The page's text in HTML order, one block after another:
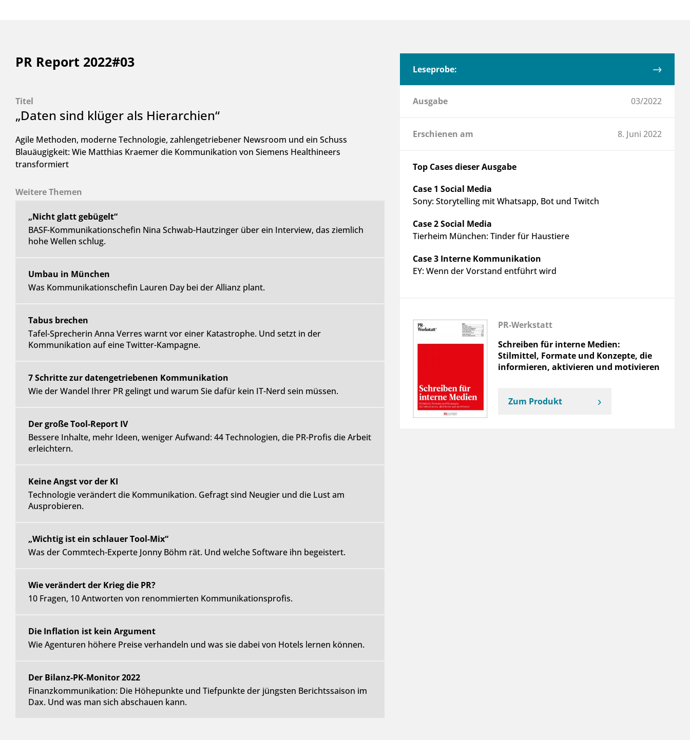
PR Report 2022#03
Titel
„Daten sind klüger als Hierarchien“
Agile Methoden, moderne Technologie, zahlengetriebener Newsroom und ein Schuss
Blauäugigkeit: Wie Matthias Kraemer die Kommunikation von Siemens Healthineers
transformiert
Weitere Themen
„Nicht glatt gebügelt“
BASF-Kommunikationschefin Nina Schwab-Hautzinger über ein Interview, das ziemlich
hohe Wellen schlug.
Umbau in München
Was Kommunikationschefin Lauren Day bei der Allianz plant.
Tabus brechen
Tafel-Sprecherin Anna Verres warnt vor einer Katastrophe. Und setzt in der
Kommunikation auf eine Twitter-Kampagne.
7 Schritte zur datengetriebenen Kommunikation
Wie der Wandel Ihrer PR gelingt und warum Sie dafür kein IT-Nerd sein müssen.
Der große Tool-Report IV
Bessere Inhalte, mehr Ideen, weniger Aufwand: 44 Technologien, die PR-Profis die Arbeit
erleichtern.
Keine Angst vor der KI
Technologie verändert die Kommunikation. Gefragt sind Neugier und die Lust am
Ausprobieren.
„Wichtig ist ein schlauer Tool-Mix“
Was der Commtech-Experte Jonny Böhm rät. Und welche Software ihn begeistert.
Wie verändert der Krieg die PR?
10 Fragen, 10 Antworten von renommierten Kommunikationsprofis.
Die Inflation ist kein Argument
Wie Agenturen höhere Preise verhandeln und was sie dabei von Hotels lernen können.
Der Bilanz-PK-Monitor 2022
Finanzkommunikation: Die Höhepunkte und Tiefpunkte der jüngsten Berichtssaison im
Dax. Und was man sich abschauen kann.
Leseprobe:
Ausgabe 03/2022
Erschienen am 8. Juni 2022
Top Cases dieser Ausgabe
Case 1 Social Media
Sony: Storytelling mit Whatsapp, Bot und Twitch
Case 2 Social Media
Tierheim München: Tinder für Haustiere
Case 3 Interne Kommunikation
EY: Wenn der Vorstand entführt wird
PR-Werkstatt
Schreiben für interne Medien:
Stilmittel, Formate und Konzepte, die
informieren, aktivieren und motivieren
Zum Produkt